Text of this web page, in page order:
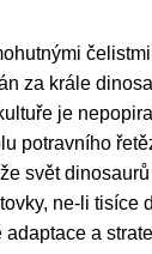
za krále
je
potravního
svět
ne-li tisíce
a